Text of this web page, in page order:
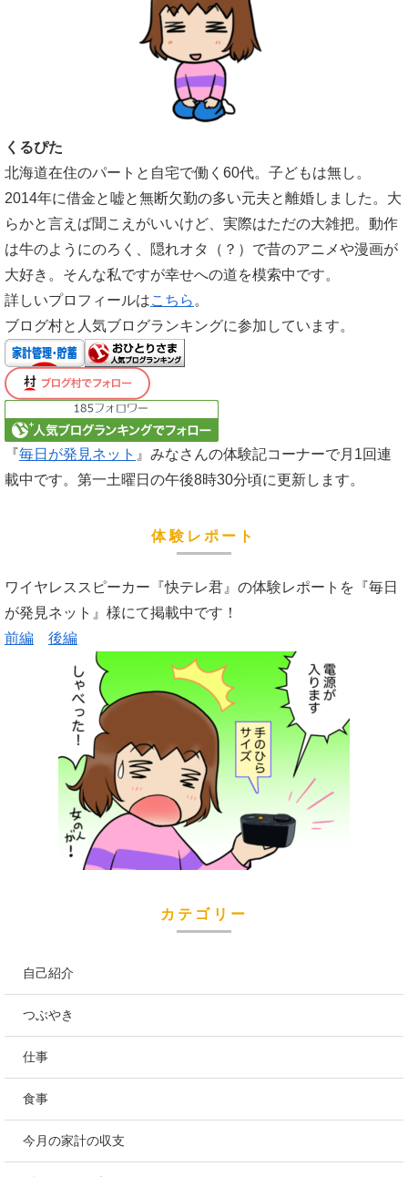
くるぴた
北海道在住のパートと自宅で働く60代。子どもは無し。
2014年に借金と嘘と無断欠勤の多い元夫と離婚しました。大
らかと言えば聞こえがいいけど、実際はただの大雑把。動作
は牛のようにのろく、隠れオタ（？）で昔のアニメや漫画が
大好き。そんな私ですが幸せへの道を模索中です。
詳しいプロフィールはこちら 。
ブログ村と人気ブログランキングに参加しています。
『毎日が発見ネット 』みなさんの体験記コーナーで月1回連
載中です。第一土曜日の午後8時30分頃に更新します。
体験レポート
ワイヤレススピーカー『快テレ君』の体験レポートを『毎日
が発見ネット』様にて掲載中です！
前編
後編
カテゴリー
自己紹介
つぶやき
仕事
食事
今月の家計の収支